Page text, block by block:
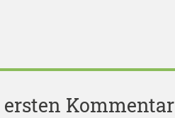
Kommentar